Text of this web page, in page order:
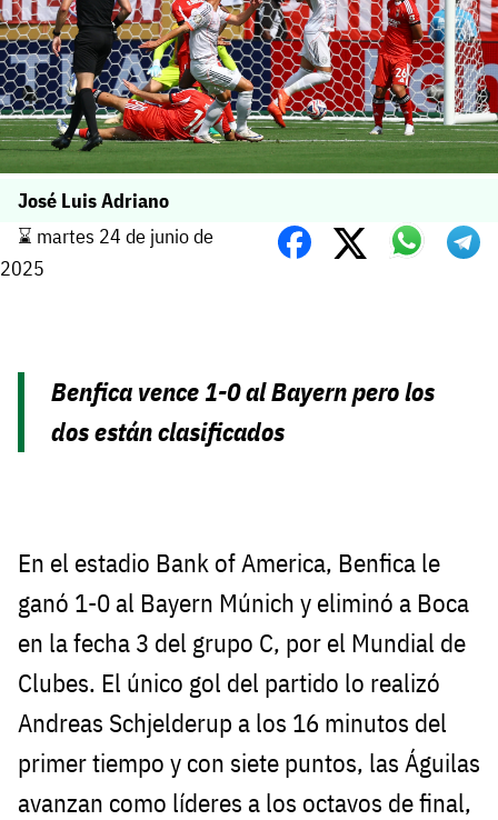
José Luis Adriano
⌛️ martes 24 de junio de
2025
Benfica vence 1-0 al Bayern pero los
dos están clasificados
En el estadio Bank of America, Benfica le
ganó 1-0 al Bayern Múnich y eliminó a Boca
en la fecha 3 del grupo C, por el Mundial de
Clubes. El único gol del partido lo realizó
Andreas Schjelderup a los 16 minutos del
primer tiempo y con siete puntos, las Águilas
avanzan como líderes a los octavos de final,